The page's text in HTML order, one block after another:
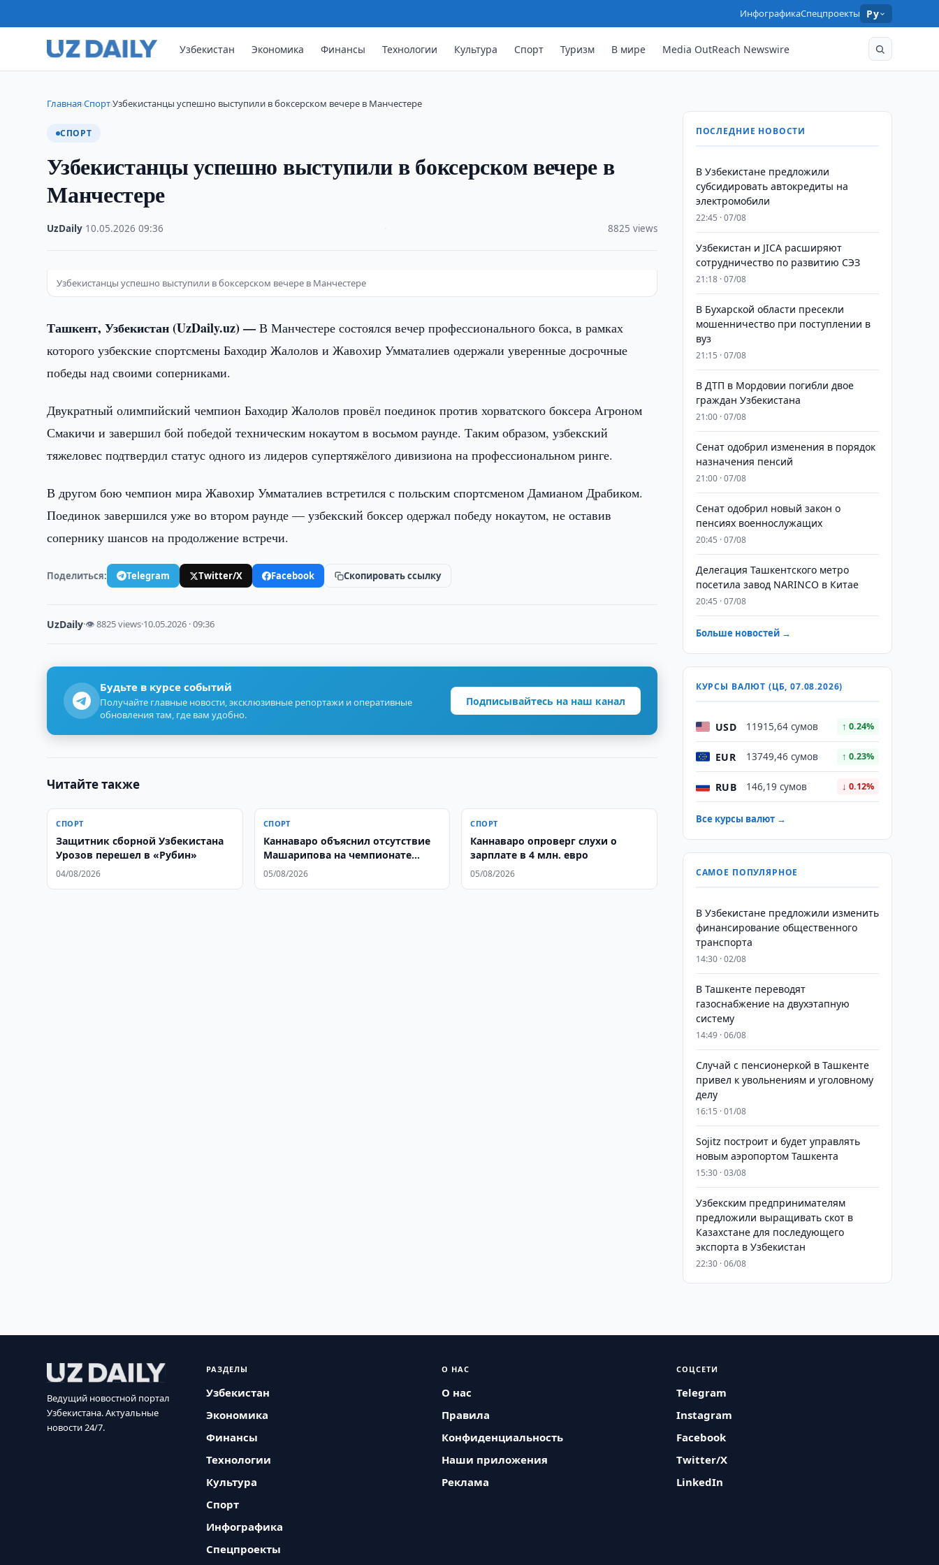
ИнфографикаСпецпроекты Ру
Узбекистан Экономика Финансы Технологии Культура Спорт Туризм В мире Media OutReach Newswire
Главная›Спорт›Узбекистанцы успешно выступили в боксерском вечере в Манчестере
СПОРТ
Узбекистанцы успешно выступили в боксерском вечере в
Манчестере
UzDaily 10.05.2026 ·09:36 8825 views
Узбекистанцы успешно выступили в боксерском вечере в Манчестере
Ташкент, Узбекистан (UzDaily.uz) —В Манчестере состоялся вечер профессионального бокса, в рамках
которого узбекские спортсмены Баходир Жалолов и Жавохир Умматалиев одержали уверенные досрочные
победы над своими соперниками.
Двукратный олимпийский чемпион Баходир Жалолов провёл поединок против хорватского боксера Агроном
Смакичи и завершил бой победой техническим нокаутом в восьмом раунде. Таким образом, узбекский
тяжеловес подтвердил статус одного из лидеров супертяжёлого дивизиона на профессиональном ринге.
В другом бою чемпион мира Жавохир Умматалиев встретился с польским спортсменом Дамианом Драбиком.
Поединок завершился уже во втором раунде — узбекский боксер одержал победу нокаутом, не оставив
сопернику шансов на продолжение встречи.
Поделиться: Telegram Twitter/X Facebook Скопировать ссылку
UzDaily·👁 8825 views·10.05.2026 · 09:36
Будьте в курсе событий
Получайте главные новости, эксклюзивные репортажи и оперативные
обновления там, где вам удобно.
Подписывайтесь на наш канал
Читайте также
СПОРТ
Защитник сборной Узбекистана
Урозов перешел в «Рубин»
04/08/2026
СПОРТ
Каннаваро объяснил отсутствие
Машарипова на чемпионате
мира
05/08/2026
СПОРТ
Каннаваро опроверг слухи о
зарплате в 4 млн. евро
05/08/2026
ПОСЛЕДНИЕ НОВОСТИ
В Узбекистане предложили
субсидировать автокредиты на
электромобили
22:45 · 07/08
Узбекистан и JICA расширяют
сотрудничество по развитию СЭЗ
21:18 · 07/08
В Бухарской области пресекли
мошенничество при поступлении в
вуз
21:15 · 07/08
В ДТП в Мордовии погибли двое
граждан Узбекистана
21:00 · 07/08
Сенат одобрил изменения в порядок
назначения пенсий
21:00 · 07/08
Сенат одобрил новый закон о
пенсиях военнослужащих
20:45 · 07/08
Делегация Ташкентского метро
посетила завод NARINCO в Китае
20:45 · 07/08
Больше новостей →
КУРСЫ ВАЛЮТ (ЦБ, 07.08.2026)
USD 11915,64 сумов ↑ 0.24%
EUR 13749,46 сумов ↑ 0.23%
RUB 146,19 сумов ↓ 0.12%
Все курсы валют →
САМОЕ ПОПУЛЯРНОЕ
В Узбекистане предложили изменить
финансирование общественного
транспорта
14:30 · 02/08
В Ташкенте переводят
газоснабжение на двухэтапную
систему
14:49 · 06/08
Случай с пенсионеркой в Ташкенте
привел к увольнениям и уголовному
делу
16:15 · 01/08
Sojitz построит и будет управлять
новым аэропортом Ташкента
15:30 · 03/08
Узбекским предпринимателям
предложили выращивать скот в
Казахстане для последующего
экспорта в Узбекистан
22:30 · 06/08
Ведущий новостной портал
Узбекистана. Актуальные
новости 24/7.
РАЗДЕЛЫ
Узбекистан
Экономика
Финансы
Технологии
Культура
Спорт
Инфографика
Спецпроекты
О НАС
О нас
Правила
Конфиденциальность
Наши приложения
Реклама
СОЦСЕТИ
Telegram
Instagram
Facebook
Twitter/X
LinkedIn